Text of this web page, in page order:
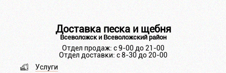
Доставка песка и щебня
Всеволожск и Всеволожский район
Отдел продаж: с 9-00 до 21-00
Отдел доставки: с 8-30 до 20-00
Услуги